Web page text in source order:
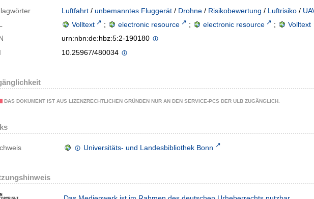
Luftfahrt / unbemanntes Fluggerät / Drohne / Risikobewertung / Luftrisiko /
Volltext ; electronic resource ; electronic resource ;
Volltext
urn:nbn:de:hbz:5:2-190180
10.25967/480034
DAS DOKUMENT IST AUS LIZENZRECHTLICHEN GRÜNDEN NUR AN DEN SERVICE-PCS DER ULB ZUGÄNGLICH.
Universitäts- und Landesbibliothek Bonn